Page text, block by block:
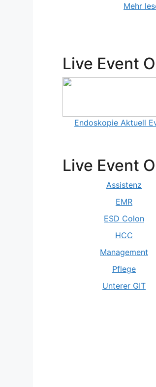
Mehr
Live Event
Endoskopie Aktuell
Live Event
Assistenz
EMR
ESD Colon
HCC
Management
Pflege
Unterer GIT